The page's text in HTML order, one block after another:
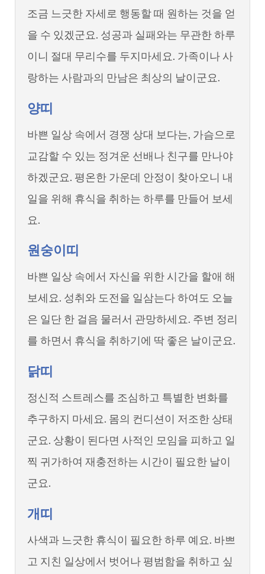
조금 느긋한 자세로 행동할 때 원하는 것을 얻
을 수 있겠군요. 성공과 실패와는 무관한 하루
이니 절대 무리수를 두지마세요. 가족이나 사
랑하는 사람과의 만남은 최상의 날이군요.
양띠
바쁜 일상 속에서 경쟁 상대 보다는, 가슴으로
교감할 수 있는 정겨운 선배나 친구를 만나야
하겠군요. 평온한 가운데 안정이 찾아오니 내
일을 위해 휴식을 취하는 하루를 만들어 보세
요.
원숭이띠
바쁜 일상 속에서 자신을 위한 시간을 할애 해
보세요. 성취와 도전을 일삼는다 하여도 오늘
은 일단 한 걸음 물러서 관망하세요. 주변 정리
를 하면서 휴식을 취하기에 딱 좋은 날이군요.
닭띠
정신적 스트레스를 조심하고 특별한 변화를
추구하지 마세요. 몸의 컨디션이 저조한 상태
군요. 상황이 된다면 사적인 모임을 피하고 일
찍 귀가하여 재충전하는 시간이 필요한 날이
군요.
개띠
사색과 느긋한 휴식이 필요한 하루 예요. 바쁘
고 지친 일상에서 벗어나 평범함을 취하고 싶